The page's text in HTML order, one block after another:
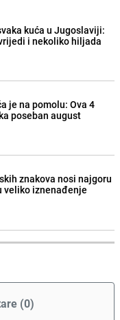
kuća u Jugoslaviji:
i nekoliko hiljada
je na pomolu: Ova 4
poseban august
znakova nosi najgoru
veliko iznenađenje
(0)